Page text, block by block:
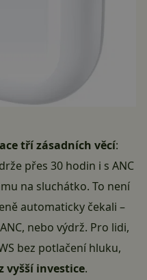
tří zásadních věcí:
přes 30 hodin i s ANC
na sluchátko. To není
automaticky čekali –
nebo výdrž. Pro lidi,
bez potlačení hluku,
vyšší investice.